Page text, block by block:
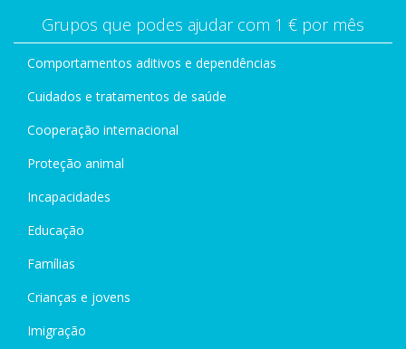
Grupos que podes ajudar com 1 € por mês
Comportamentos aditivos e dependências
Cuidados e tratamentos de saúde
Cooperação internacional
Proteção animal
Incapacidades
Educação
Famílias
Crianças e jovens
Imigração